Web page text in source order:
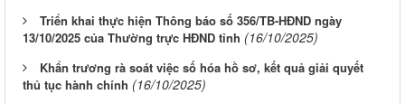
Triển khai thực hiện Thông báo số 356/TB-HĐND ngày
13/10/2025 của Thường trực HĐND tỉnh (16/10/2025)
Khẩn trương rà soát việc số hóa hồ sơ, kết quả giải quyết
thủ tục hành chính (16/10/2025)